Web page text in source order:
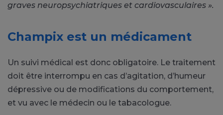
graves neuropsychiatriques et cardiovasculaires ».
Champix est un médicament
Un suivi médical est donc obligatoire. Le traitement
doit être interrompu en cas d’agitation, d’humeur
dépressive ou de modifications du comportement,
et vu avec le médecin ou le tabacologue.